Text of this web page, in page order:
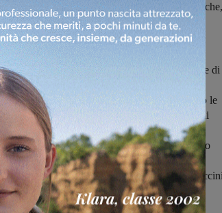
d'autore e in relazione con drammaturgie che,
nascono nel “teatro di comunità”.
facile trovare una linea conduttrice a una serie di
per un’intera stagione teatrale” ci racconta
un teatro come quello di Bucine, malgrado le
può risultare un teatro periferico a livello di
questo lapossibilità di offrire una
differenziata a livello di linguaggi–all’interno
dalla musica alla prosa, fino al teatro
con momenti pensati per grandi e
e la fruizione, anche per quella parte di
è abituata a frequentare uno spazio teatrale.